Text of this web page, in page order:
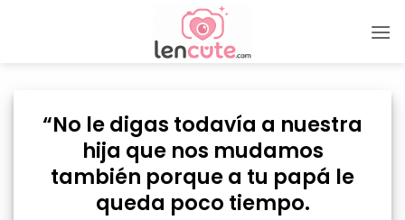
“No le digas todavía a nuestra
hija que nos mudamos
también porque a tu papá le
queda poco tiempo.